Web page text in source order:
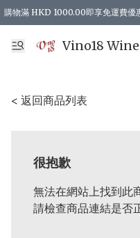
購物滿 HKD 1000.00即享免運費優
Vino18
< 返回商品列表
很抱歉
無法在網站上找到此
請檢查商品連結是否